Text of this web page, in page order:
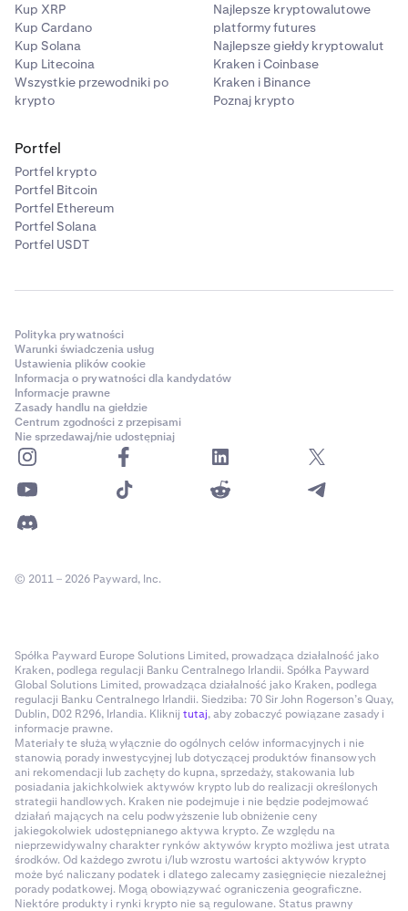
Kup XRP
Kup Cardano
Kup Solana
Kup Litecoina
Wszystkie przewodniki po
krypto
Najlepsze kryptowalutowe
platformy futures
Najlepsze giełdy kryptowalut
Kraken i Coinbase
Kraken i Binance
Poznaj krypto
Portfel
Portfel krypto
Portfel Bitcoin
Portfel Ethereum
Portfel Solana
Portfel USDT
Polityka prywatności
Warunki świadczenia usług
Ustawienia plików cookie
Informacja o prywatności dla kandydatów
Informacje prawne
Zasady handlu na giełdzie
Centrum zgodności z przepisami
Nie sprzedawaj/nie udostępniaj
© 2011 – 2026 Payward, Inc.
Spółka Payward Europe Solutions Limited, prowadząca działalność jako
Kraken, podlega regulacji Banku Centralnego Irlandii. Spółka Payward
Global Solutions Limited, prowadząca działalność jako Kraken, podlega
regulacji Banku Centralnego Irlandii. Siedziba: 70 Sir John Rogerson’s Quay,
Dublin, D02 R296, Irlandia. Kliknij tutaj, aby zobaczyć powiązane zasady i
informacje prawne.
Materiały te służą wyłącznie do ogólnych celów informacyjnych i nie
stanowią porady inwestycyjnej lub dotyczącej produktów finansowych
ani rekomendacji lub zachęty do kupna, sprzedaży, stakowania lub
posiadania jakichkolwiek aktywów krypto lub do realizacji określonych
strategii handlowych. Kraken nie podejmuje i nie będzie podejmować
działań mających na celu podwyższenie lub obniżenie ceny
jakiegokolwiek udostępnianego aktywa krypto. Ze względu na
nieprzewidywalny charakter rynków aktywów krypto możliwa jest utrata
środków. Od każdego zwrotu i/lub wzrostu wartości aktywów krypto
może być naliczany podatek i dlatego zalecamy zasięgnięcie niezależnej
porady podatkowej. Mogą obowiązywać ograniczenia geograficzne.
Niektóre produkty i rynki krypto nie są regulowane. Status prawny